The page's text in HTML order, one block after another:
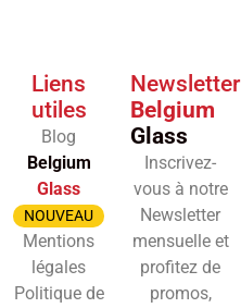
Liens
utiles
Blog
Belgium
Glass
NOUVEAU
Mentions
légales
Politique de
Newsletter
Belgium
Glass
Inscrivez-
vous à notre
Newsletter
mensuelle et
profitez de
promos,